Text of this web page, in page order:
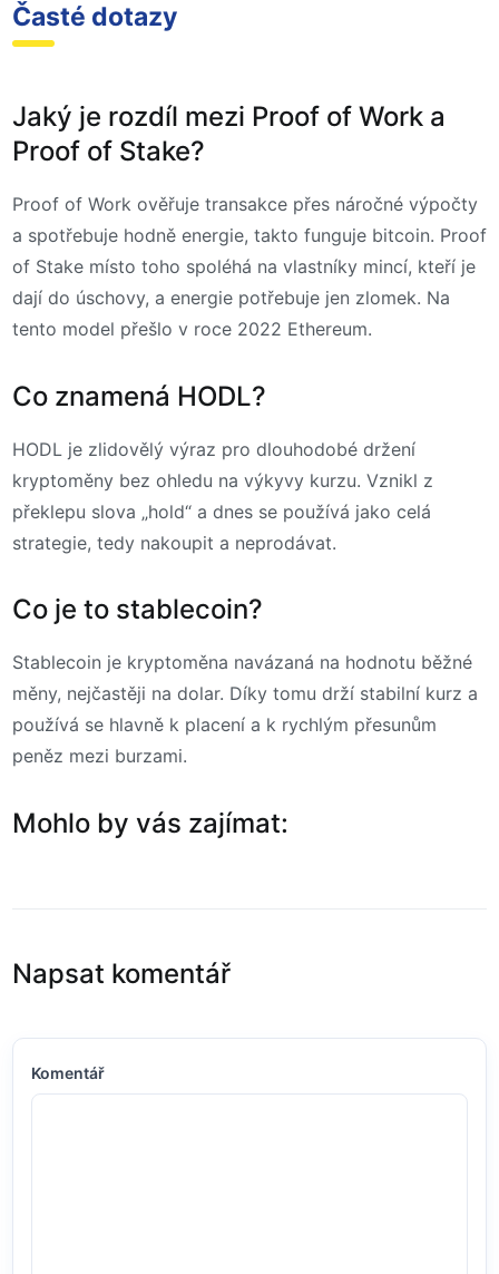
Časté dotazy
Jaký je rozdíl mezi Proof of Work a
Proof of Stake?
Proof of Work ověřuje transakce přes náročné výpočty
a spotřebuje hodně energie, takto funguje bitcoin. Proof
of Stake místo toho spoléhá na vlastníky mincí, kteří je
dají do úschovy, a energie potřebuje jen zlomek. Na
tento model přešlo v roce 2022 Ethereum.
Co znamená HODL?
HODL je zlidovělý výraz pro dlouhodobé držení
kryptoměny bez ohledu na výkyvy kurzu. Vznikl z
překlepu slova „hold“ a dnes se používá jako celá
strategie, tedy nakoupit a neprodávat.
Co je to stablecoin?
Stablecoin je kryptoměna navázaná na hodnotu běžné
měny, nejčastěji na dolar. Díky tomu drží stabilní kurz a
používá se hlavně k placení a k rychlým přesunům
peněz mezi burzami.
Mohlo by vás zajímat:
Napsat komentář
Komentář